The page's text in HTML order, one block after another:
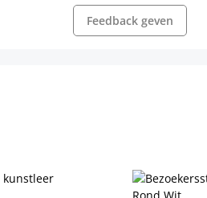
Feedback geven